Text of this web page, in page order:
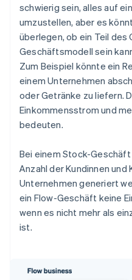
schwierig sein, alles auf
umzustellen, aber es
überlegen, ob ein Teil
Geschäftsmodell sein
Zum Beispiel könnte ein
einem Unternehmen
oder Getränke zu liefern.
Einkommensstrom und
bedeuten.
Bei einem Stock-
Anzahl der Kundinnen und
Unternehmen generiert
ein Flow-Geschäft keine
wenn es nicht mehr als
ist.